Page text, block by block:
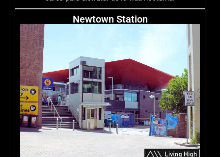
Newtown Station